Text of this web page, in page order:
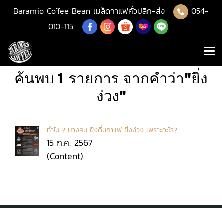
Baramio Coffee Bean เมล็ดกาแฟคั่วปลีก-ส่ง
054-
010-115
ค้นพบ 1 รายการ จากคำว่า"ยิ่ง
ง่วง"
ทำไม ? บางคน ยิ่งดื่มกาแฟ ยิ่งง่วง เพราะอะไร?
15 ก.ค. 2567
(Content)